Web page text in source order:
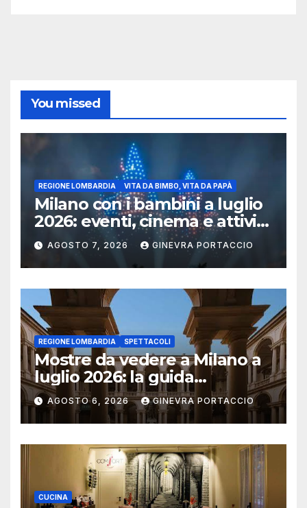
You missed
REGIONE LOMBARDIA VITA DA BIMBO, VITA DA PAPÀ
Milano con i bambini a luglio
2026: eventi, cinema e attività
per famiglie
AGOSTO 7, 2026 GINEVRA PORTACCIO
REGIONE LOMBARDIA SPETTACOLI
Mostre da vedere a Milano a
luglio 2026: la guida
aggiornata
AGOSTO 6, 2026 GINEVRA PORTACCIO
CUCINA